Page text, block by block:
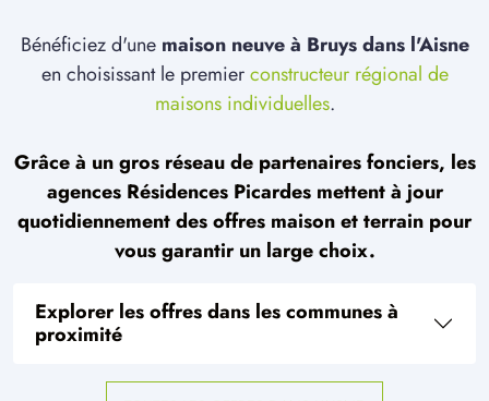
Bénéficiez d'une maison neuve à Bruys dans l'Aisne
en choisissant le premierconstructeur régional de
maisons individuelles.
Grâce à un gros réseau de partenaires fonciers, les
agences Résidences Picardes mettent à jour
quotidiennement des offres maison et terrain pour
vous garantir un large choix.
Explorer les offres dans les communes à
proximité